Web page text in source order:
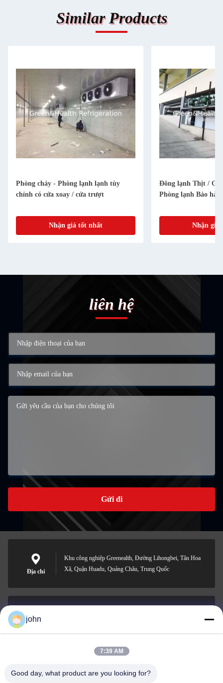
Similar Products
Phòng cháy - Phòng lạnh lạnh tùy
chỉnh có cửa xoay / cửa trượt
Nhận giá tốt nhất
Đông lạnh Thịt / Gà
Phòng lạnh Bảo
Nhận giá
liên hệ
Gửi đi
Địa chỉ
Khu công nghiệp Greenealth, Đường Lihongbei, Tân Hoa
Xã, Quận Huadu, Quảng Châu, Trung Quốc
0086-153-7406-6785
john
7:39 AM
Good day, what product are you looking for?